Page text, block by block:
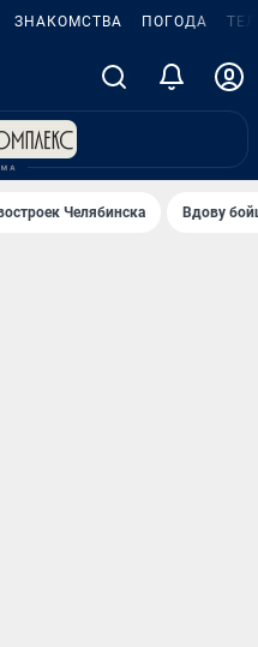
ЗНАКОМСТВА ПОГОДА
Челябинска Вдову